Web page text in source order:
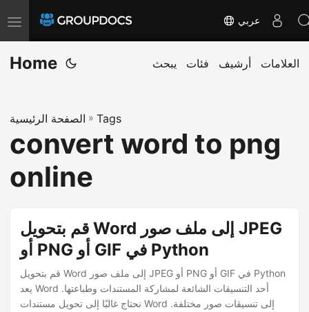
T
o
g
e
n
a
v
عربي
Home يبحث فئات أرشيف العلامات
الصفحة الرئيسية » Tags
convert word to png
online
قم بتحويل Word إلى ملف صور JPEG
أو PNG أو GIF في Python
قم بتحويل Word إلى ملف صور JPEG أو PNG أو GIF في Python
يعد Word أحد التنسيقات الشائعة لمشاركة المستندات وطباعتها.
نحتاج غالبًا إلى تحويل مستندات Word إلى تنسيقات صور مختلفة.